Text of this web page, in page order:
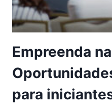
Empreenda
para